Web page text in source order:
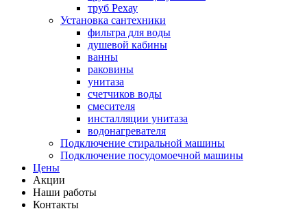
труб Рехау
Установка сантехники
фильтра для воды
душевой кабины
ванны
раковины
унитаза
счетчиков воды
смесителя
инсталляции унитаза
водонагревателя
Подключение стиральной машины
Подключение посудомоечной машины
Цены
Акции
Наши работы
Контакты